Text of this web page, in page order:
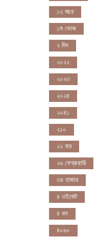
১২ বছর
১ম ডোজ
২ দিন
২০২২
২০২৩
২০২৪
২০৪১
২১০
২২ বার
২৬ ফেব্রুয়ারি
৩৪ হাজার
৪ ওইকেট
৪ বল
৪০৬০